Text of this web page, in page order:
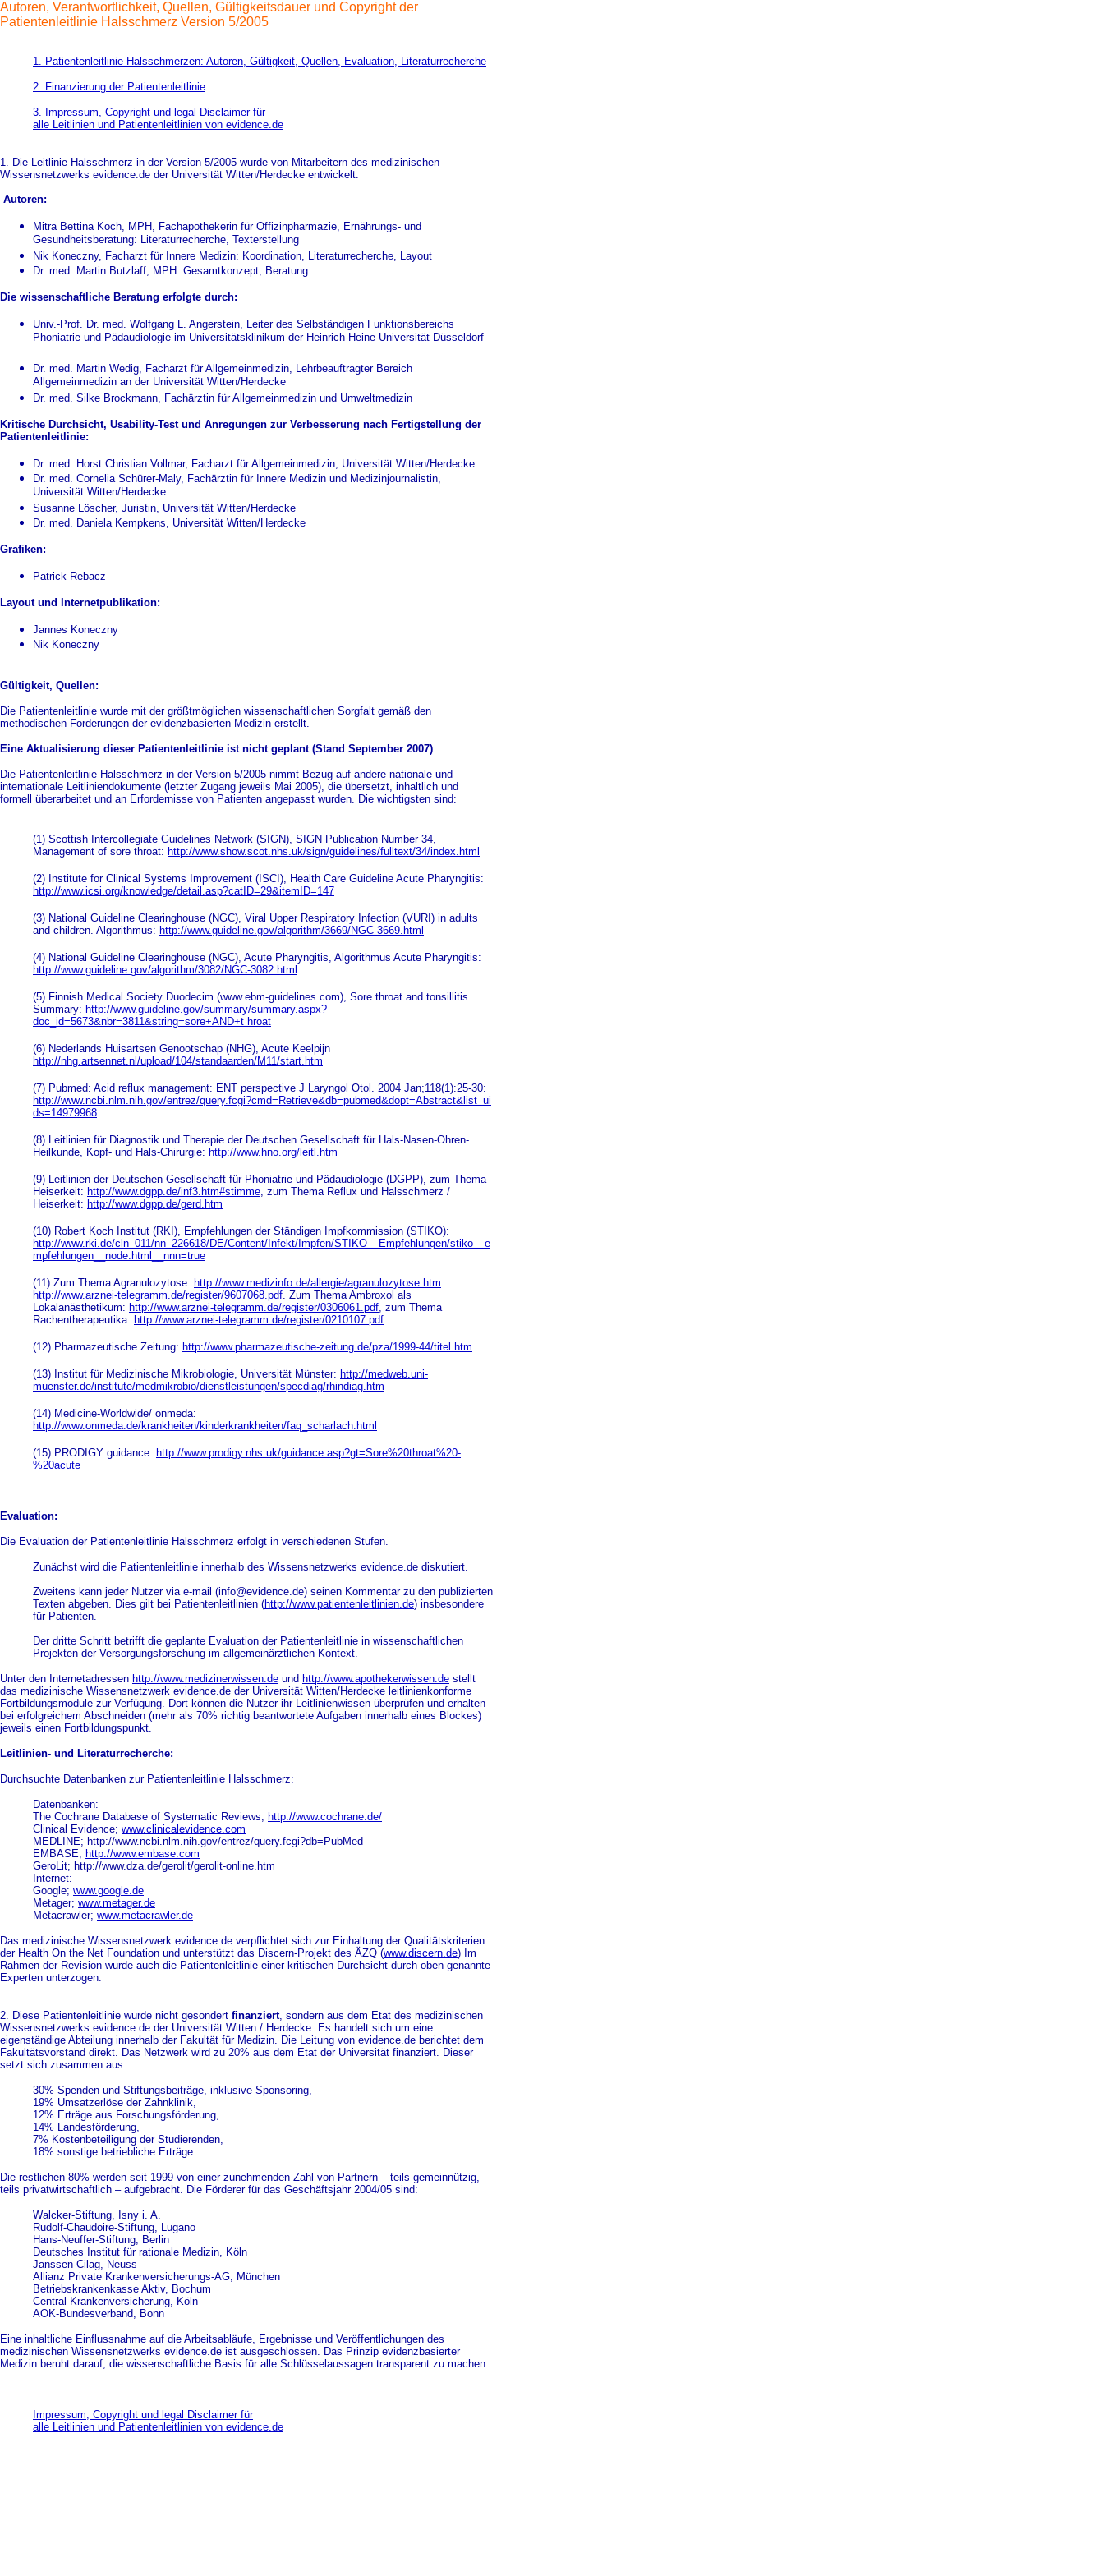
Autoren, Verantwortlichkeit, Quellen, Gültigkeitsdauer und Copyright der
Patientenleitlinie Halsschmerz Version 5/2005
1. Patientenleitlinie Halsschmerzen: Autoren, Gültigkeit, Quellen, Evaluation, Literaturrecherche
2. Finanzierung der Patientenleitlinie
3. Impressum, Copyright und legal Disclaimer für
alle Leitlinien und Patientenleitlinien von evidence.de
1. Die Leitlinie Halsschmerz in der Version 5/2005 wurde von Mitarbeitern des medizinischen
Wissensnetzwerks evidence.de der Universität Witten/Herdecke entwickelt.
Autoren:
Mitra Bettina Koch, MPH, Fachapothekerin für Offizinpharmazie, Ernährungs- und
Gesundheitsberatung: Literaturrecherche, Texterstellung
Nik Koneczny, Facharzt für Innere Medizin: Koordination, Literaturrecherche, Layout
Dr. med. Martin Butzlaff, MPH: Gesamtkonzept, Beratung
Die wissenschaftliche Beratung erfolgte durch:
Univ.-Prof. Dr. med. Wolfgang L. Angerstein, Leiter des Selbständigen Funktionsbereichs
Phoniatrie und Pädaudiologie im Universitätsklinikum der Heinrich-Heine-Universität Düsseldorf
Dr. med. Martin Wedig, Facharzt für Allgemeinmedizin, Lehrbeauftragter Bereich
Allgemeinmedizin an der Universität Witten/Herdecke
Dr. med. Silke Brockmann, Fachärztin für Allgemeinmedizin und Umweltmedizin
Kritische Durchsicht, Usability-Test und Anregungen zur Verbesserung nach Fertigstellung der
Patientenleitlinie:
Dr. med. Horst Christian Vollmar, Facharzt für Allgemeinmedizin, Universität Witten/Herdecke
Dr. med. Cornelia Schürer-Maly, Fachärztin für Innere Medizin und Medizinjournalistin,
Universität Witten/Herdecke
Susanne Löscher, Juristin, Universität Witten/Herdecke
Dr. med. Daniela Kempkens, Universität Witten/Herdecke
Grafiken:
Patrick Rebacz
Layout und Internetpublikation:
Jannes Koneczny
Nik Koneczny
Gültigkeit, Quellen:
Die Patientenleitlinie wurde mit der größtmöglichen wissenschaftlichen Sorgfalt gemäß den
methodischen Forderungen der evidenzbasierten Medizin erstellt.
Eine Aktualisierung dieser Patientenleitlinie ist nicht geplant (Stand September 2007)
Die Patientenleitlinie Halsschmerz in der Version 5/2005 nimmt Bezug auf andere nationale und
internationale Leitliniendokumente (letzter Zugang jeweils Mai 2005), die übersetzt, inhaltlich und
formell überarbeitet und an Erfordernisse von Patienten angepasst wurden. Die wichtigsten sind:
(1) Scottish Intercollegiate Guidelines Network (SIGN), SIGN Publication Number 34,
Management of sore throat: http://www.show.scot.nhs.uk/sign/guidelines/fulltext/34/index.html
(2) Institute for Clinical Systems Improvement (ISCI), Health Care Guideline Acute Pharyngitis:
http://www.icsi.org/knowledge/detail.asp?catID=29&itemID=147
(3) National Guideline Clearinghouse (NGC), Viral Upper Respiratory Infection (VURI) in adults
and children. Algorithmus: http://www.guideline.gov/algorithm/3669/NGC-3669.html
(4) National Guideline Clearinghouse (NGC), Acute Pharyngitis, Algorithmus Acute Pharyngitis:
http://www.guideline.gov/algorithm/3082/NGC-3082.html
(5) Finnish Medical Society Duodecim (www.ebm-guidelines.com), Sore throat and tonsillitis.
Summary: http://www.guideline.gov/summary/summary.aspx?
doc_id=5673&nbr=3811&string=sore+AND+t hroat
(6) Nederlands Huisartsen Genootschap (NHG), Acute Keelpijn
http://nhg.artsennet.nl/upload/104/standaarden/M11/start.htm
(7) Pubmed: Acid reflux management: ENT perspective J Laryngol Otol. 2004 Jan;118(1):25-30:
http://www.ncbi.nlm.nih.gov/entrez/query.fcgi?cmd=Retrieve&db=pubmed&dopt=Abstract&list_ui
ds=14979968
(8) Leitlinien für Diagnostik und Therapie der Deutschen Gesellschaft für Hals-Nasen-Ohren-
Heilkunde, Kopf- und Hals-Chirurgie: http://www.hno.org/leitl.htm
(9) Leitlinien der Deutschen Gesellschaft für Phoniatrie und Pädaudiologie (DGPP), zum Thema
Heiserkeit: http://www.dgpp.de/inf3.htm#stimme, zum Thema Reflux und Halsschmerz /
Heiserkeit: http://www.dgpp.de/gerd.htm
(10) Robert Koch Institut (RKI), Empfehlungen der Ständigen Impfkommission (STIKO):
http://www.rki.de/cln_011/nn_226618/DE/Content/Infekt/Impfen/STIKO__Empfehlungen/stiko__e
mpfehlungen__node.html__nnn=true
(11) Zum Thema Agranulozytose: http://www.medizinfo.de/allergie/agranulozytose.htm
http://www.arznei-telegramm.de/register/9607068.pdf. Zum Thema Ambroxol als
Lokalanästhetikum: http://www.arznei-telegramm.de/register/0306061.pdf, zum Thema
Rachentherapeutika: http://www.arznei-telegramm.de/register/0210107.pdf
(12) Pharmazeutische Zeitung: http://www.pharmazeutische-zeitung.de/pza/1999-44/titel.htm
(13) Institut für Medizinische Mikrobiologie, Universität Münster: http://medweb.uni-
muenster.de/institute/medmikrobio/dienstleistungen/specdiag/rhindiag.htm
(14) Medicine-Worldwide/ onmeda:
http://www.onmeda.de/krankheiten/kinderkrankheiten/faq_scharlach.html
(15) PRODIGY guidance: http://www.prodigy.nhs.uk/guidance.asp?gt=Sore%20throat%20-
%20acute
Evaluation:
Die Evaluation der Patientenleitlinie Halsschmerz erfolgt in verschiedenen Stufen.
Zunächst wird die Patientenleitlinie innerhalb des Wissensnetzwerks evidence.de diskutiert.
Zweitens kann jeder Nutzer via e-mail (info@evidence.de) seinen Kommentar zu den publizierten
Texten abgeben. Dies gilt bei Patientenleitlinien (http://www.patientenleitlinien.de) insbesondere
für Patienten.
Der dritte Schritt betrifft die geplante Evaluation der Patientenleitlinie in wissenschaftlichen
Projekten der Versorgungsforschung im allgemeinärztlichen Kontext.
Unter den Internetadressen http://www.medizinerwissen.de und http://www.apothekerwissen.de stellt
das medizinische Wissensnetzwerk evidence.de der Universität Witten/Herdecke leitlinienkonforme
Fortbildungsmodule zur Verfügung. Dort können die Nutzer ihr Leitlinienwissen überprüfen und erhalten
bei erfolgreichem Abschneiden (mehr als 70% richtig beantwortete Aufgaben innerhalb eines Blockes)
jeweils einen Fortbildungspunkt.
Leitlinien- und Literaturrecherche:
Durchsuchte Datenbanken zur Patientenleitlinie Halsschmerz:
Datenbanken:
The Cochrane Database of Systematic Reviews; http://www.cochrane.de/
Clinical Evidence; www.clinicalevidence.com
MEDLINE; http://www.ncbi.nlm.nih.gov/entrez/query.fcgi?db=PubMed
EMBASE; http://www.embase.com
GeroLit; http://www.dza.de/gerolit/gerolit-online.htm
Internet:
Google; www.google.de
Metager; www.metager.de
Metacrawler; www.metacrawler.de
Das medizinische Wissensnetzwerk evidence.de verpflichtet sich zur Einhaltung der Qualitätskriterien
der Health On the Net Foundation und unterstützt das Discern-Projekt des ÄZQ (www.discern.de) Im
Rahmen der Revision wurde auch die Patientenleitlinie einer kritischen Durchsicht durch oben genannte
Experten unterzogen.
2. Diese Patientenleitlinie wurde nicht gesondert finanziert, sondern aus dem Etat des medizinischen
Wissensnetzwerks evidence.de der Universität Witten / Herdecke. Es handelt sich um eine
eigenständige Abteilung innerhalb der Fakultät für Medizin. Die Leitung von evidence.de berichtet dem
Fakultätsvorstand direkt. Das Netzwerk wird zu 20% aus dem Etat der Universität finanziert. Dieser
setzt sich zusammen aus:
30% Spenden und Stiftungsbeiträge, inklusive Sponsoring,
19% Umsatzerlöse der Zahnklinik,
12% Erträge aus Forschungsförderung,
14% Landesförderung,
7% Kostenbeteiligung der Studierenden,
18% sonstige betriebliche Erträge.
Die restlichen 80% werden seit 1999 von einer zunehmenden Zahl von Partnern – teils gemeinnützig,
teils privatwirtschaftlich – aufgebracht. Die Förderer für das Geschäftsjahr 2004/05 sind:
Walcker-Stiftung, Isny i. A.
Rudolf-Chaudoire-Stiftung, Lugano
Hans-Neuffer-Stiftung, Berlin
Deutsches Institut für rationale Medizin, Köln
Janssen-Cilag, Neuss
Allianz Private Krankenversicherungs-AG, München
Betriebskrankenkasse Aktiv, Bochum
Central Krankenversicherung, Köln
AOK-Bundesverband, Bonn
Eine inhaltliche Einflussnahme auf die Arbeitsabläufe, Ergebnisse und Veröffentlichungen des
medizinischen Wissensnetzwerks evidence.de ist ausgeschlossen. Das Prinzip evidenzbasierter
Medizin beruht darauf, die wissenschaftliche Basis für alle Schlüsselaussagen transparent zu machen.
Impressum, Copyright und legal Disclaimer für
alle Leitlinien und Patientenleitlinien von evidence.de